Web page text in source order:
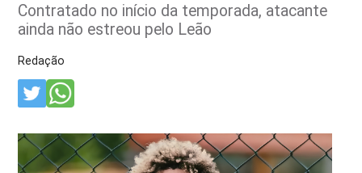
Contratado no início da temporada, atacante
ainda não estreou pelo Leão
Redação